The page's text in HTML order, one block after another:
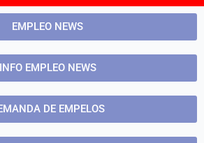
EMPLEO NEWS
INFO EMPLEO NEWS
DE EMPELOS